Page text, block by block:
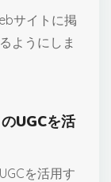
サイトに掲
ようにしま
UGCを活
を活用す